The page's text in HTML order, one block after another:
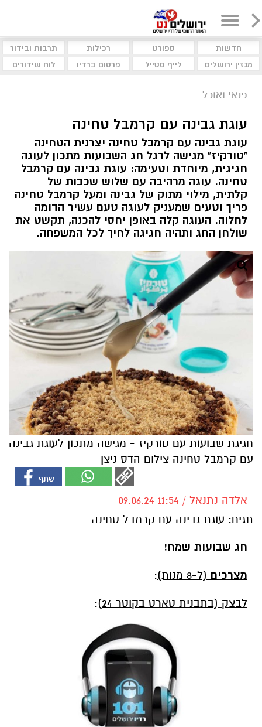
חדשות ספורט רכילות
תרבות ובידור
מגזין ירושלים
לייף סטייל פרסום ברדיו לוח שידורים
פנאי ואוכל
עוגת גבינה עם קרמבל טחינה
עוגת גבינה עם קרמבל טחינה יצרנית הטחינה
"טורקיז" מגישה לרגל חג השבועות מתכון לעוגה
חגיגית, מיוחדת וטעימה: עוגת גבינה עם קרמבל
טחינה. עוגה מרהיבה עם שלוש שכבות של
קלתית, מילוי מתוק של גבינה ומעל קרמבל טחינה
פריך וטעים שמעניק לעוגה טעם עשיר הדומה
לחלוה. העוגה קלה באופן יחסי להכנה, תקשט את
שולחן החג ותהיה חגיגה לחיך לכל המשפחה.
חגיגת שבועות עם טורקיז - מגישה מתכון לעוגת גבינה
עם קרמבל טחינה צילום הדס ניצן
אלדה נתנאל / 11:54 09.06.24
תגים: עוגת גבינה עם קרמבל טחינה
חג שבועות שמח!
מצרכים (ל-8 מנות) :
לבצק (בתבנית טארט בקוטר 24) :